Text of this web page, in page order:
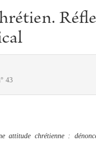
43
attitude chrétienne :